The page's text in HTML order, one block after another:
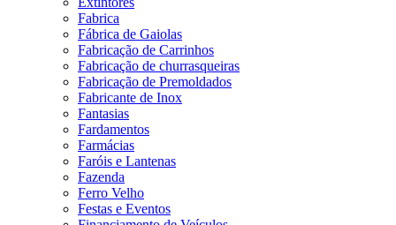
Fabrica
Fábrica de Gaiolas
Fabricação de Carrinhos
Fabricação de churrasqueiras
Fabricação de Premoldados
Fabricante de Inox
Fantasias
Fardamentos
Farmácias
Faróis e Lantenas
Fazenda
Ferro Velho
Festas e Eventos